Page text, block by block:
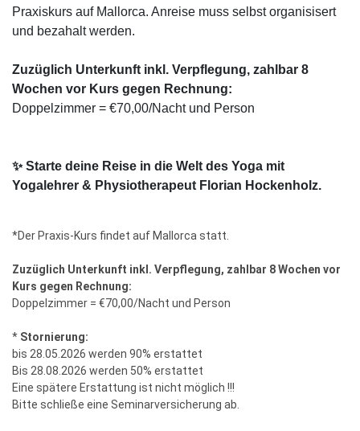
Praxiskurs auf Mallorca. Anreise muss selbst organisisert
und bezahalt werden.
Zuzüglich Unterkunft inkl. Verpflegung, zahlbar 8
Wochen vor Kurs gegen Rechnung:
Doppelzimmer = €70,00/Nacht und Person
✨ Starte deine Reise in die Welt des Yoga mit
Yogalehrer & Physiotherapeut Florian Hockenholz.
*Der Praxis-Kurs findet auf Mallorca statt.
Zuzüglich Unterkunft inkl. Verpflegung, zahlbar 8 Wochen vor
Kurs gegen Rechnung:
Doppelzimmer = €70,00/Nacht und Person
* Stornierung:
bis 28.05.2026 werden 90% erstattet
Bis 28.08.2026 werden 50% erstattet
Eine spätere Erstattung ist nicht möglich !!!
Bitte schließe eine Seminarversicherung ab.